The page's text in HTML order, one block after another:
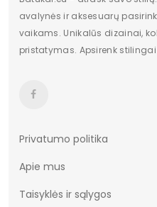
avalynės ir aksesuarų
vaikams. Unikalūs dizainai,
pristatymas. Apsirenk
Privatumo politika
Apie mus
Taisyklės ir sąlygos